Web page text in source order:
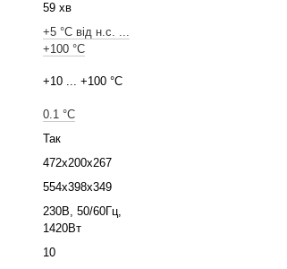
59 хв
+5 °С від н.с. ...
+100 °С
+10 ... +100 °С
0.1 °C
Так
472x200x267
554x398x349
230В, 50/60Гц,
1420Вт
10